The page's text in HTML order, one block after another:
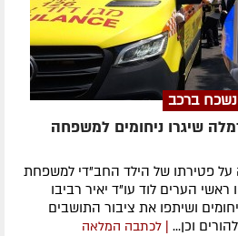
שיגרו ניחומים למשפחה
פטירתו של הילד החב"די למשפחת
ראשי הערים לוד עו"ד יאיר רביבו
ושיתפו את ציבור התושבים
וכן... | לכתבה המלאה